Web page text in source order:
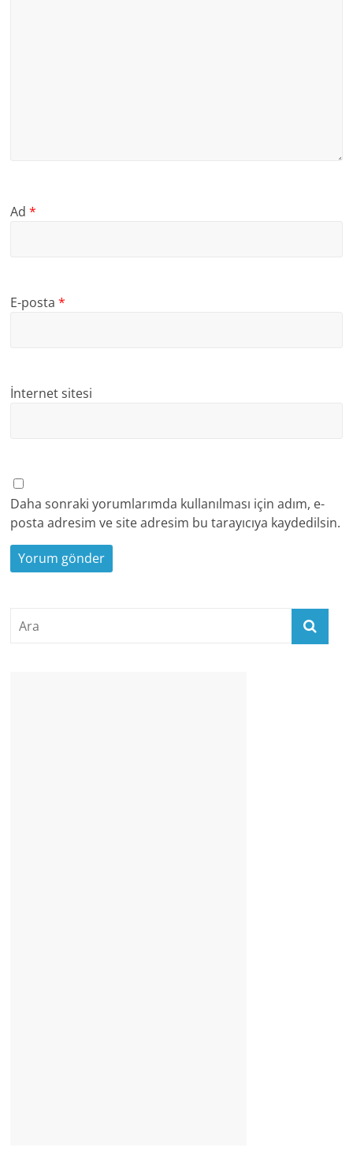
Ad*
E-posta*
İnternet sitesi
Daha sonraki yorumlarımda kullanılması için adım, e-
posta adresim ve site adresim bu tarayıcıya kaydedilsin.